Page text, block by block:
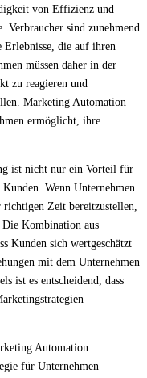
von Effizienz und
Verbraucher sind zunehmend
Erlebnisse, die auf ihren
müssen daher in der
zu reagieren und
Marketing Automation
ermöglicht, ihre
ist nicht nur ein Vorteil für
Wenn Unternehmen
Zeit bereitzustellen,
Die Kombination aus
Kunden sich wertgeschätzt
mit dem Unternehmen
ist es entscheidend, dass
Automation
für Unternehmen